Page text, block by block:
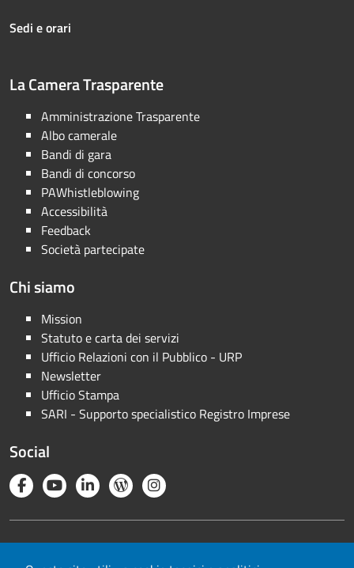
Sedi e orari
La Camera Trasparente
Amministrazione Trasparente
Albo camerale
Bandi di gara
Bandi di concorso
PAWhistleblowing
Accessibilità
Feedback
Società partecipate
Chi siamo
Mission
Statuto e carta dei servizi
Ufficio Relazioni con il Pubblico - URP
Newsletter
Ufficio Stampa
SARI - Supporto specialistico Registro Imprese
Social
Note legali